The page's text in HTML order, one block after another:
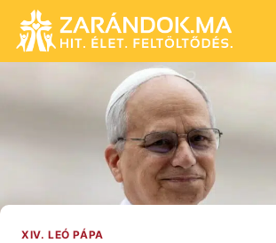
content
XIV. LEÓ PÁPA